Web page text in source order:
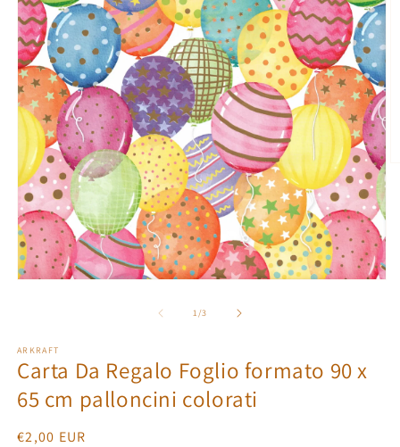
finestra
modale
1/su
3
ARKRAFT
Carta Da Regalo Foglio formato 90 x
65 cm palloncini colorati
Prezzo
€2,00 EUR